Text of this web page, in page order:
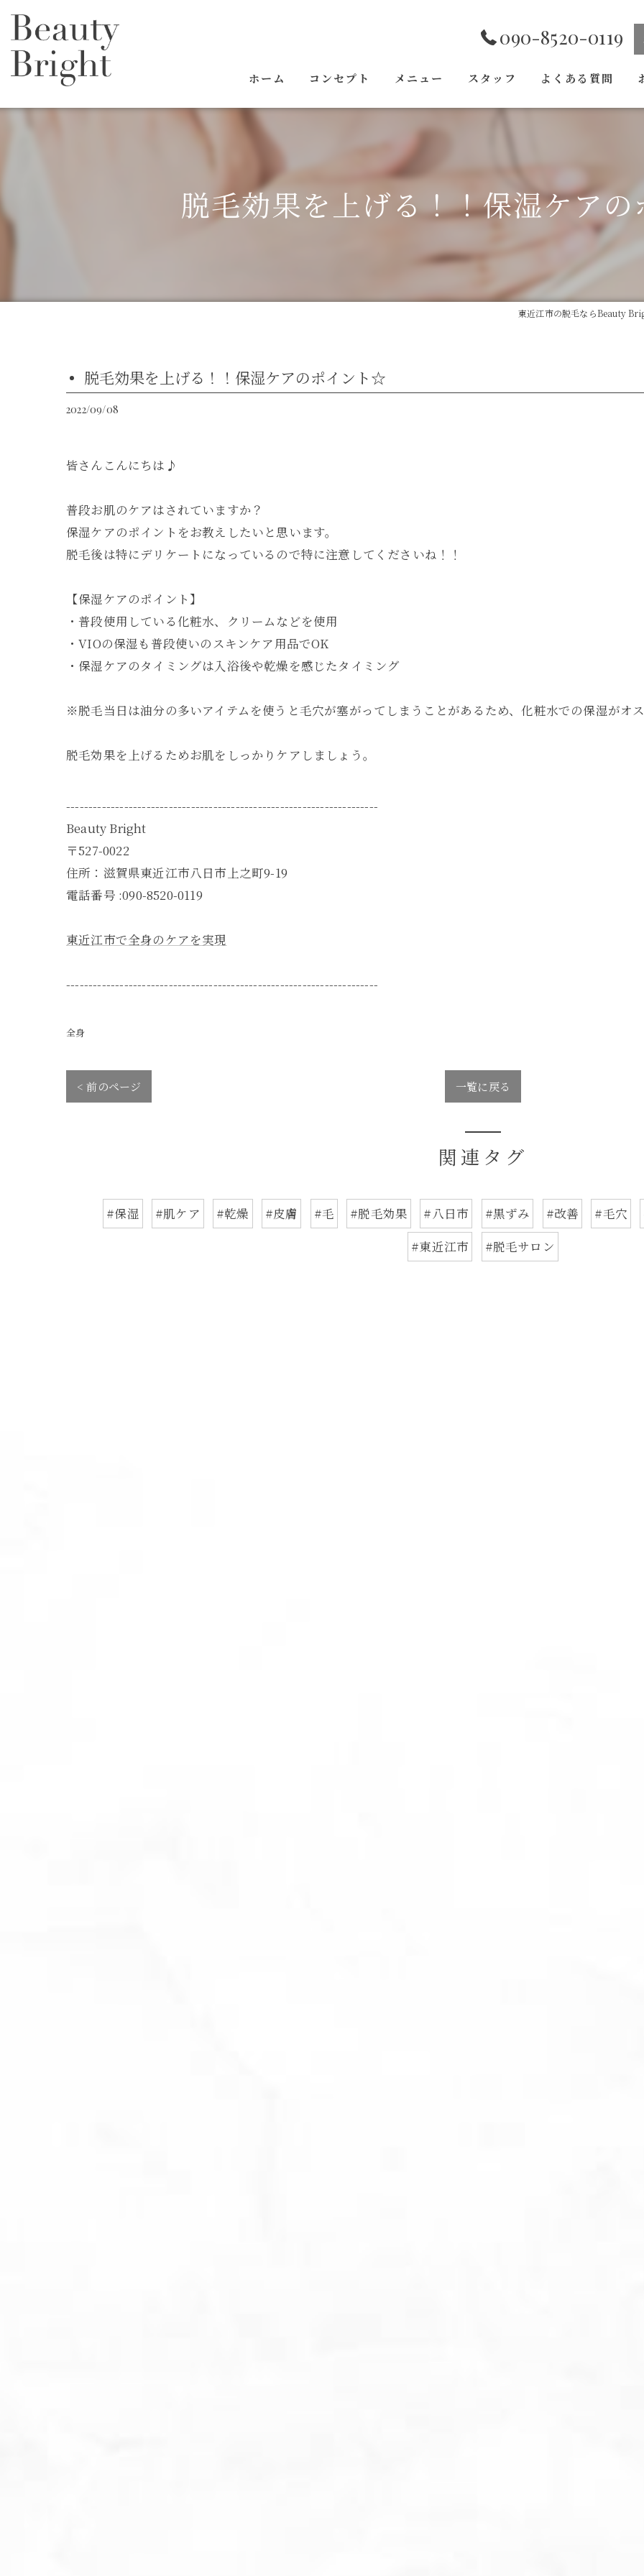
090-8520-0119
ホーム コンセプト メニュー スタッフ よくある質問
脱毛効果を上げる！！保湿ケア
東近江市の脱毛ならBeauty
脱毛効果を上げる！！保湿ケアのポイント☆
2022/09/08
皆さんこんにちは♪
普段お肌のケアはされていますか？
保湿ケアのポイントをお教えしたいと思います。
脱毛後は特にデリケートになっているので特に注意してくださいね！！
【保湿ケアのポイント】
・普段使用している化粧水、クリームなどを使用
・VIOの保湿も普段使いのスキンケア用品でOK
・保湿ケアのタイミングは入浴後や乾燥を感じたタイミング
※脱毛当日は油分の多いアイテムを使うと毛穴が塞がってしまうことがあるため、化粧水での保湿がオス
脱毛効果を上げるためお肌をしっかりケアしましょう。
----------------------------------------------------------------------
Beauty Bright
〒527-0022
住所：滋賀県東近江市八日市上之町9-19
電話番号 :090-8520-0119
東近江市で全身のケアを実現
----------------------------------------------------------------------
全身
< 前のページ 一覧に戻る
関連タグ
#保湿 #肌ケア #乾燥 #皮膚 #毛 #脱毛効果 #八日市 #黒ずみ #改善 #毛穴
#東近江市
#脱毛サロン